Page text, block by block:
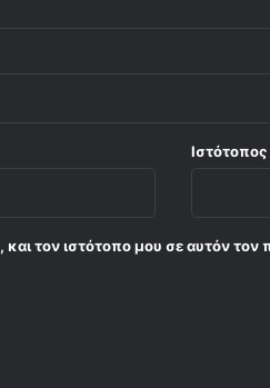
Ιστότοπος
τον ιστότοπο μου σε αυτόν τον